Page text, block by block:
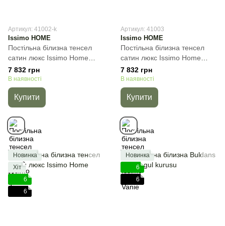
Артикул: 41002-k
Issimo HOME
Постільна білизна тенсел
сатин люкс Issimo Home
Tigres, Золотистий, 50х70см
(4шт), Євро, 200х220 см,
260х270 см
7 832 грн
В наявності
Купити
Артикул: 41003
Issimo HOME
Постільна білизна тенсел
сатин люкс Issimo Home
Vanie, Блакитний, 50х70см
(4шт), Євро, 200х220 см,
260х270 см
7 832 грн
В наявності
Купити
Новинка
Хіт
6
6
Новинка
6
6